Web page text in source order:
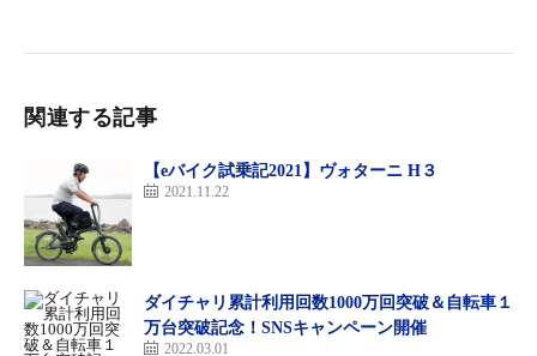
関連する記事
【eバイク試乗記2021】ヴォターニ H３
2021.11.22
ダイチャリ累計利用回数1000万回突破＆自転車１
万台突破記念！SNSキャンペーン開催
2022.03.01